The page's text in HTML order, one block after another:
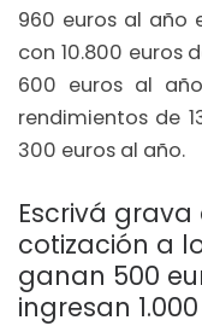
960 euros al año
con 10.800 euros
600 euros al
rendimientos de
300 euros al año.
Escrivá
cotización a
ganan 500
ingresan 1.000